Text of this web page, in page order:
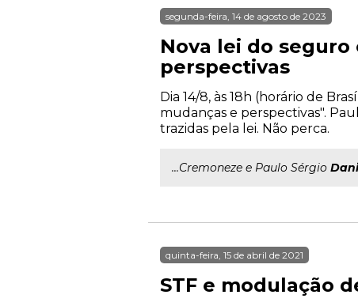
segunda-feira, 14 de agosto de 2023
Nova lei do
perspectivas
Dia 14/8, às 18h (horário de
mudanças e perspectivas".
trazidas pela lei. Não perca.
...Cremoneze e Paulo Sérgio
quinta-feira, 15 de abril de 2021
STF e modulação